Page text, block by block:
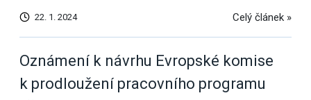
22. 1. 2024 Celý článek »
Oznámení k návrhu Evropské komise
k prodloužení pracovního programu